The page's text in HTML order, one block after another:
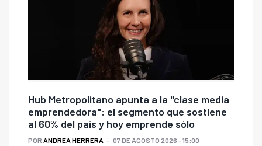
Hub Metropolitano apunta a la "clase media
emprendedora": el segmento que sostiene
al 60% del país y hoy emprende sólo
POR ANDREA HERRERA 07 DE AGOSTO 2026 - 15:00